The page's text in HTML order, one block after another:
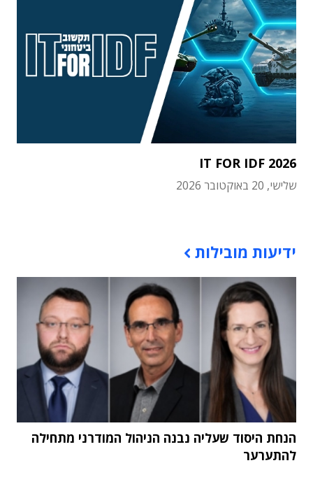
IT FOR IDF 2026
שלישי, 20 באוקטובר 2026
ידיעות מובילות
הנחת היסוד שעליה נבנה הניהול המודרני מתחילה
להתערער